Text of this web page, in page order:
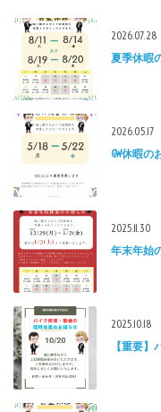
2026.07.28
夏季休暇
2026.05.17
GW休暇の
2025.11.30
年末年始
2025.10.18
【重要